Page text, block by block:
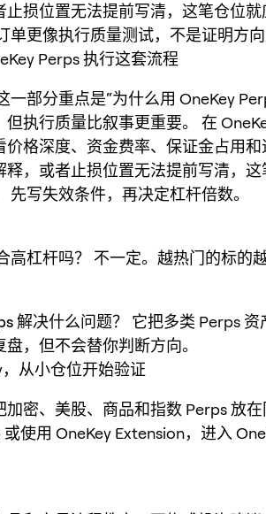
止损位置无法提前写清，这笔仓位
单更像执行质量测试，不是证明方向
Perps 执行这套流程
一部分重点是“为什么用 OneKey
但执行质量比叙事更重要。 在
价格深度、资金费率、保证金占用
释，或者止损位置无法提前写清，
先写失效条件，再决定杠杆倍数。
高杠杆吗？
不一定。越热门的标的
解决什么问题？
它把多类 Perps
，但不会替你判断方向。
从小仓位开始验证
加密、美股、商品和指数 Perps 放
使用 OneKey Extension，进入